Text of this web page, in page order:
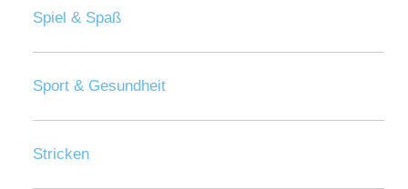
Spiel & Spaß
Sport & Gesundheit
Stricken